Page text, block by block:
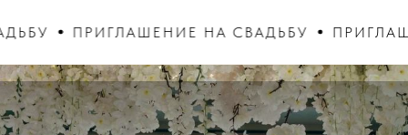
ПРИГЛАШЕНИЕ НА СВАДЬБУ